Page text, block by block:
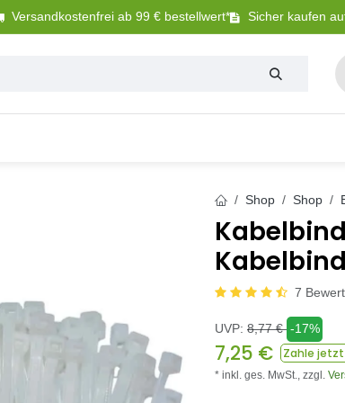
Versandkostenfrei ab 99 € bestellwert* Sicher kaufen
Shop Shop
7
UVP: 8,77€ -17%
7,25 € Zahle jetzt
* inkl. ges. MwSt., zzgl.